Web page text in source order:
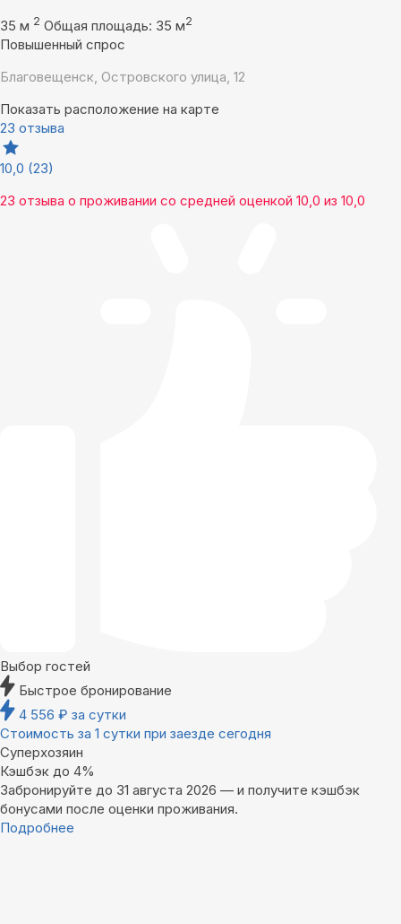
35 м 2 Общая площадь: 35 м2
Повышенный спрос
Благовещенск, Островского улица, 12
Показать расположение на карте
23 отзыва
10,0 (23)
23 отзыва о проживании со средней оценкой 10,0 из 10,0
Выбор гостей
Быстрое бронирование
4 556 ₽ за сутки
Стоимость за 1 сутки при заезде сегодня
Суперхозяин
Кэшбэк до 4%
Забронируйте до 31 августа 2026 — и получите кэшбэк
бонусами после оценки проживания.
Подробнее